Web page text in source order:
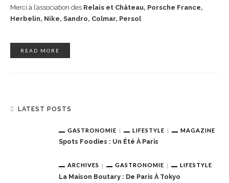
Merci à l’association des Relais et Château, Porsche France,
Herbelin, Nike, Sandro, Colmar, Persol
READ MORE
LATEST POSTS
GASTRONOMIE LIFESTYLE MAGAZINE
Spots Foodies : Un Été À Paris
ARCHIVES GASTRONOMIE LIFESTYLE
La Maison Boutary : De Paris À Tokyo